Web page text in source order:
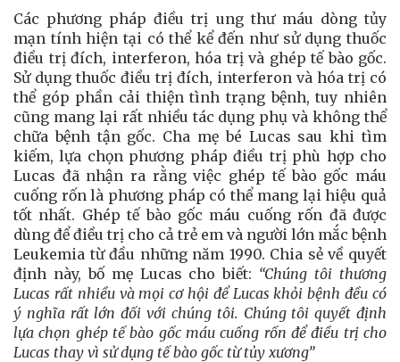
Các phương pháp điều trị ung thư máu dòng tủy
mạn tính hiện tại có thể kể đến như sử dụng thuốc
điều trị đích, interferon, hóa trị và ghép tế bào gốc.
Sử dụng thuốc điều trị đích, interferon và hóa trị có
thể góp phần cải thiện tình trạng bệnh, tuy nhiên
cũng mang lại rất nhiều tác dụng phụ và không thể
chữa bệnh tận gốc. Cha mẹ bé Lucas sau khi tìm
kiếm, lựa chọn phương pháp điều trị phù hợp cho
Lucas đã nhận ra rằng việc ghép tế bào gốc máu
cuống rốn là phương pháp có thể mang lại hiệu quả
tốt nhất. Ghép tế bào gốc máu cuống rốn đã được
dùng để điều trị cho cả trẻ em và người lớn mắc bệnh
Leukemia từ đầu những năm 1990. Chia sẻ về quyết
định này, bố mẹ Lucas cho biết: “Chúng tôi thương
Lucas rất nhiều và mọi cơ hội để Lucas khỏi bệnh đều có
ý nghĩa rất lớn đối với chúng tôi. Chúng tôi quyết định
lựa chọn ghép tế bào gốc máu cuống rốn để điều trị cho
Lucas thay vì sử dụng tế bào gốc từ tủy xương”